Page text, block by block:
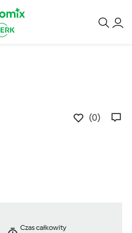
(0)
Czas całkowity